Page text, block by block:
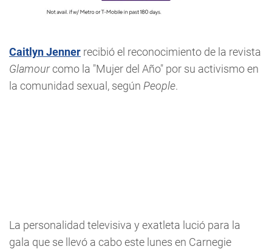
Caitlyn Jenner recibió el reconocimiento de la revista
Glamourcomo la "Mujer del Año" por su activismo en
la comunidad sexual, según People.
La personalidad televisiva y exatleta lució para la
gala que se llevó a cabo este lunes en Carnegie